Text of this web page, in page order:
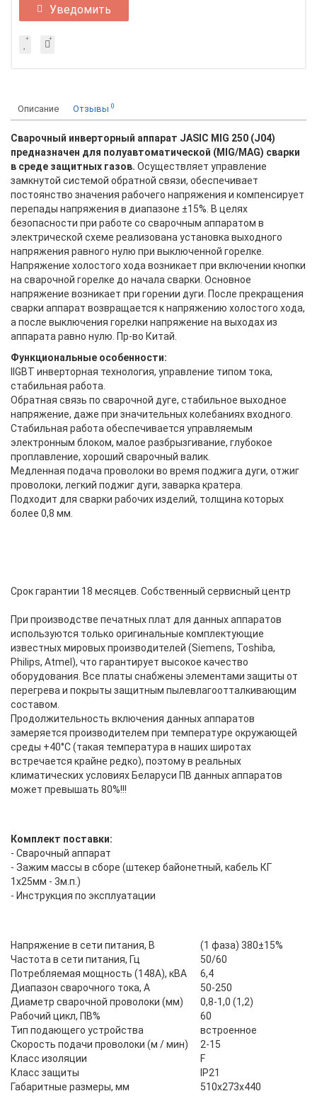
Уведомить
Описание Отзывы 0
Сварочный инверторный аппарат JASIC MIG 250 (J04)
предназначен для полуавтоматической (MIG/MAG) сварки
в среде защитных газов. Осуществляет управление
замкнутой системой обратной связи, обеспечивает
постоянство значения рабочего напряжения и компенсирует
перепады напряжения в диапазоне ±15%. В целях
безопасности при работе со сварочным аппаратом в
электрической схеме реализована установка выходного
напряжения равного нулю при выключенной горелке.
Напряжение холостого хода возникает при включении кнопки
на сварочной горелке до начала сварки. Основное
напряжение возникает при горении дуги. После прекращения
сварки аппарат возвращается к напряжению холостого хода,
а после выключения горелки напряжение на выходах из
аппарата равно нулю. Пр-во Китай.
Функциональные особенности:
IIGBT инверторная технология, управление типом тока,
стабильная работа.
Обратная связь по сварочной дуге, стабильное выходное
напряжение, даже при значительных колебаниях входного.
Стабильная работа обеспечивается управляемым
электронным блоком, малое разбрызгивание, глубокое
проплавление, хороший сварочный валик.
Медленная подача проволоки во время поджига дуги, отжиг
проволоки, легкий поджиг дуги, заварка кратера.
Подходит для сварки рабочих изделий, толщина которых
более 0,8 мм.
Срок гарантии 18 месяцев. Собственный сервисный центр
При производстве печатных плат для данных аппаратов
используются только оригинальные комплектующие
известных мировых производителей (Siemens, Toshiba,
Philips, Atmel), что гарантирует высокое качество
оборудования. Все платы снабжены элементами защиты от
перегрева и покрыты защитным пылевлагоотталкивающим
составом.
Продолжительность включения данных аппаратов
замеряется производителем при температуре окружающей
среды +40°C (такая температура в наших широтах
встречается крайне редко), поэтому в реальных
климатических условиях Беларуси ПВ данных аппаратов
может превышать 80%!!!
Комплект поставки:
- Сварочный аппарат
- Зажим массы в сборе (штекер байонетный, кабель КГ
1х25мм - 3м.п.)
- Инструкция по эксплуатации
Напряжение в сети питания, В
(1 фаза) 380±15%
Частота в сети питания, Гц
50/60
Потребляемая мощность (148А), кВА
6,4
Диапазон сварочного тока, А
50-250
Диаметр сварочной проволоки (мм)
0,8-1,0 (1,2)
Рабочий цикл, ПВ%
60
Тип подающего устройства
встроенное
Скорость подачи проволоки (м / мин)
2-15
Класс изоляции
F
Класс защиты
IP21
Габаритные размеры, мм
510x273x440